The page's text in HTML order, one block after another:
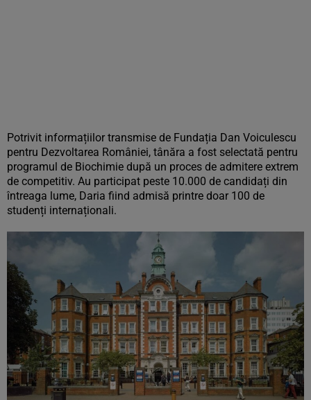
Potrivit informațiilor transmise de Fundația Dan Voiculescu
pentru Dezvoltarea României, tânăra a fost selectată pentru
programul de Biochimie după un proces de admitere extrem
de competitiv. Au participat peste 10.000 de candidați din
întreaga lume, Daria fiind admisă printre doar 100 de
studenți internaționali.